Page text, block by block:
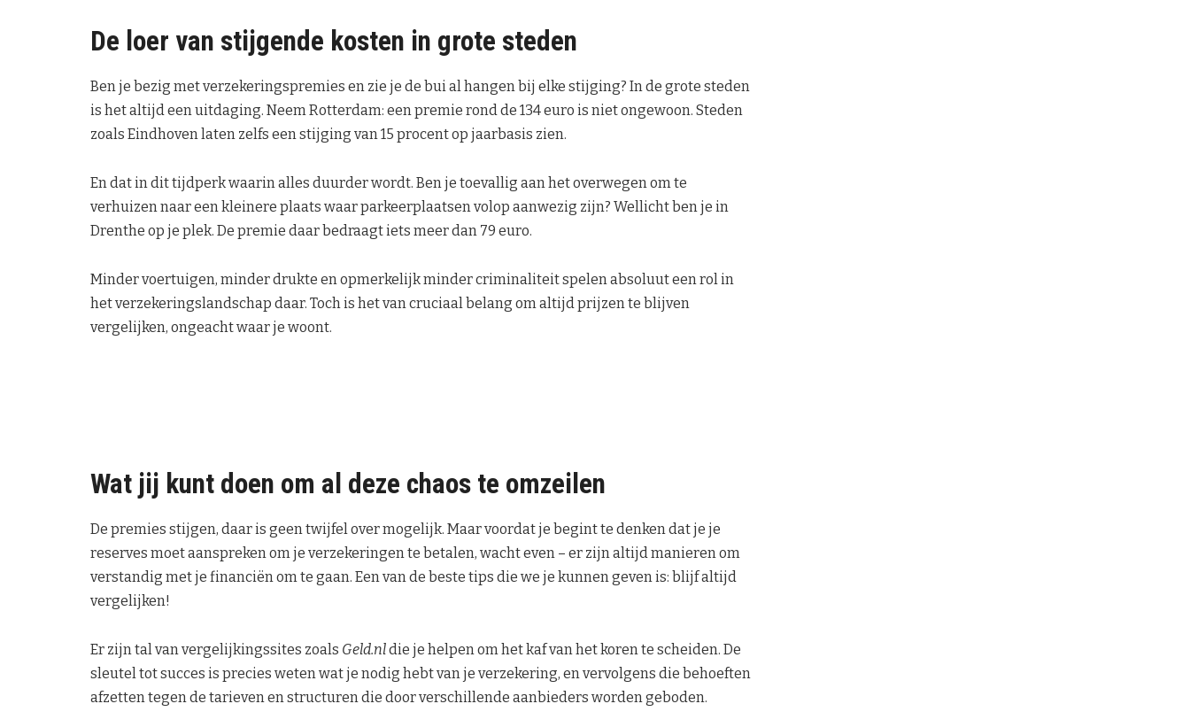
De loer van stijgende kosten in grote steden
Ben je bezig met verzekeringspremies en zie je de bui al hangen bij elke stijging? In de grote steden
is het altijd een uitdaging. Neem Rotterdam: een premie rond de 134 euro is niet ongewoon. Steden
zoals Eindhoven laten zelfs een stijging van 15 procent op jaarbasis zien.
En dat in dit tijdperk waarin alles duurder wordt. Ben je toevallig aan het overwegen om te
verhuizen naar een kleinere plaats waar parkeerplaatsen volop aanwezig zijn? Wellicht ben je in
Drenthe op je plek. De premie daar bedraagt iets meer dan 79 euro.
Minder voertuigen, minder drukte en opmerkelijk minder criminaliteit spelen absoluut een rol in
het verzekeringslandschap daar. Toch is het van cruciaal belang om altijd prijzen te blijven
vergelijken, ongeacht waar je woont.
Wat jij kunt doen om al deze chaos te omzeilen
De premies stijgen, daar is geen twijfel over mogelijk. Maar voordat je begint te denken dat je je
reserves moet aanspreken om je verzekeringen te betalen, wacht even – er zijn altijd manieren om
verstandig met je financiën om te gaan. Een van de beste tips die we je kunnen geven is: blijf altijd
vergelijken!
Er zijn tal van vergelijkingssites zoals Geld.nldie je helpen om het kaf van het koren te scheiden. De
sleutel tot succes is precies weten wat je nodig hebt van je verzekering, en vervolgens die behoeften
afzetten tegen de tarieven en structuren die door verschillende aanbieders worden geboden.